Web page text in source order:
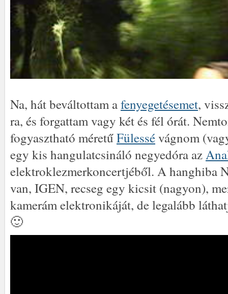
Na, hát beváltottam afenyegetésemet,
ra, és forgattam vagy két és fél órát.
fogyasztható méretűFülessévágnom
egy kis hangulatcsináló negyedóra az
elektroklezmerkoncertjéből. A hanghiba
van, IGEN, recseg egy kicsit (nagyon),
kamerám elektronikáját, de legalább
🙂